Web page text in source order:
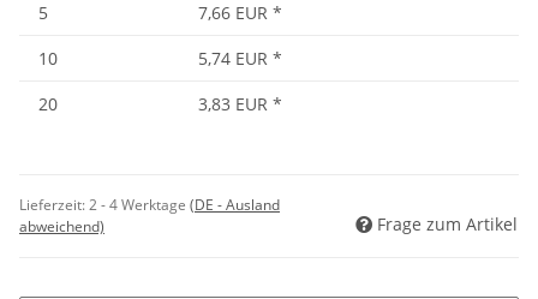
5 7,66 EUR *
10
5,74 EUR *
20
3,83 EUR *
Lieferzeit:2 - 4 Werktage (DE - Ausland
abweichend)
Frage zum Artikel